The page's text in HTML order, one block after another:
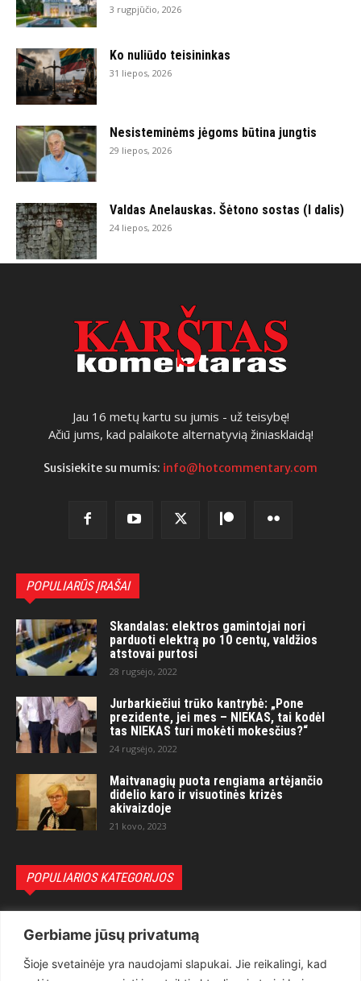
Gerbiame jūsų privatumą
Šioje svetainėje yra naudojami slapukai. Jie reikalingi, kad
3 rugpjūčio, 2026
Ko nuliūdo teisininkas
31 liepos, 2026
Nesisteminėms jėgoms būtina jungtis
29 liepos, 2026
Valdas Anelauskas. Šėtono sostas (I dalis)
24 liepos, 2026
Jau 16 metų kartu su jumis - už teisybę!
Ačiū jums, kad palaikote alternatyvią žiniasklaidą!
Susisiekite su mumis: info@hotcommentary.com
POPULIARŪS ĮRAŠAI
Skandalas: elektros gamintojai nori
parduoti elektrą po 10 centų, valdžios
atstovai purtosi
28 rugsėjo, 2022
Jurbarkiečiui trūko kantrybė: „Pone
prezidente, jei mes – NIEKAS, tai kodėl
tas NIEKAS turi mokėti mokesčius?“
24 rugsėjo, 2022
Maitvanagių puota rengiama artėjančio
didelio karo ir visuotinės krizės
akivaizdoje
21 kovo, 2023
POPULIARIOS KATEGORIJOS
Teisėsauga
1497